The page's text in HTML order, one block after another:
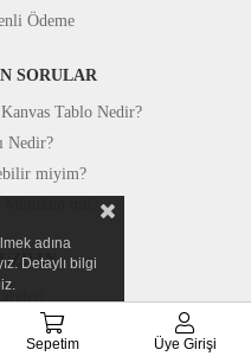
Ödeme
SORULAR
Tablo Nedir?
Nedir?
miyim?
adına
Detaylı bilgi
Sepetim Üye Girişi